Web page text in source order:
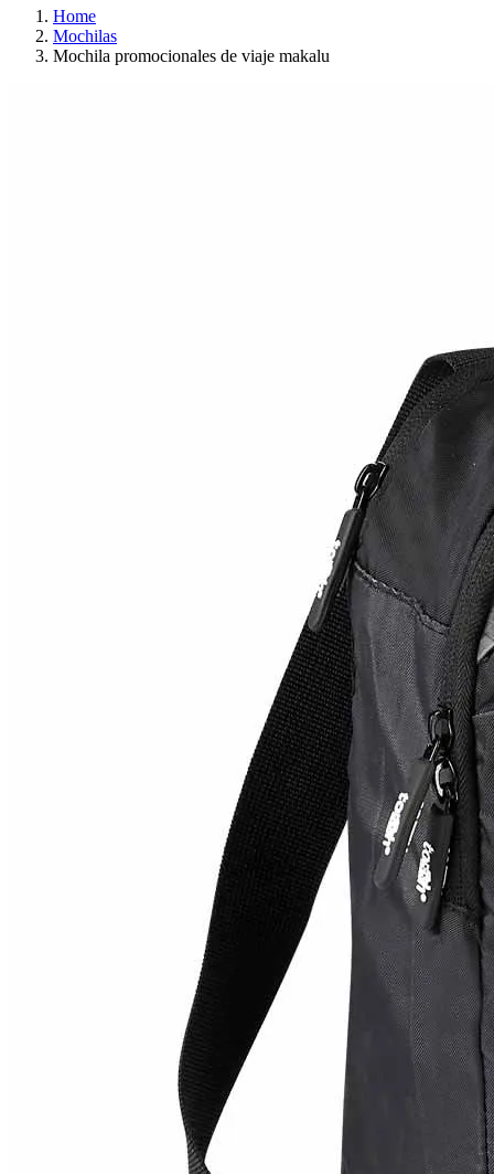
Home
Mochilas
Mochila promocionales de viaje makalu